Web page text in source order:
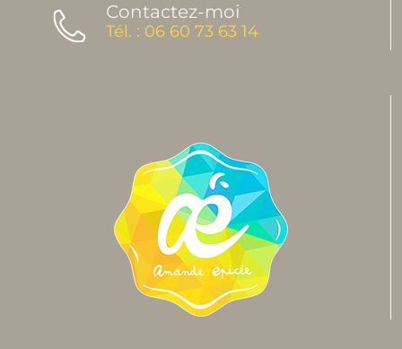
Contactez-moi
Tél. : 06 60 73 63 14